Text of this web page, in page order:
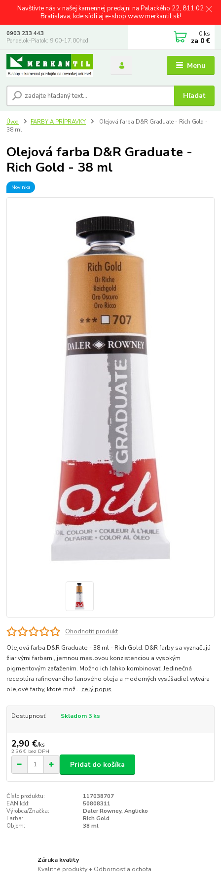
Navštívte nás v našej kamennej predajni na Palackého 22, 811 02
Bratislava, kde sídli aj e-shop www.merkantil.sk!
Menu
Hľadať
0903 233 443
Pondelok-Piatok: 9.00-17.00hod.
0 ks
za 0 €
Úvod FARBY A PRÍPRAVKY
Olejová farba D&R Graduate - Rich Gold -
38 ml
Olejová farba D&R Graduate -
Rich Gold - 38 ml
Novinka
Ohodnotiť produkt
Olejová farba D&R Graduate - 38 ml - Rich Gold. D&R farby sa vyznačujú
žiarivými farbami, jemnou maslovou konzistenciou a vysokým
pigmentovým zaťažením. Možno ich ľahko kombinovať. Jedinečná
receptúra rafinovaného ľanového oleja a moderných vysúšadiel vytvára
olejové farby, ktoré mož... celý popis
Dostupnosť Skladom 3 ks
2,90 €/ks
2,36 € bez DPH
Pridať do košíka
Číslo produktu:
117038707
EAN kód:
50808311
Výrobca/Značka:
Daler Rowney, Anglicko
Farba:
Rich Gold
Objem:
38 ml
Záruka kvality
Kvalitné produkty + Odbornosť a ochota